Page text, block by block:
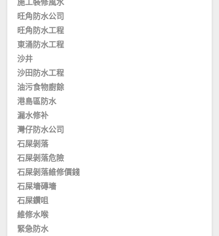
施工裝修風水
旺角防水公司
旺角防水工程
東涌防水工程
沙井
沙田防水工程
油污食物廚餘
港島區防水
漏水修补
灣仔防水公司
石屎剝落
石屎剝落危險
石屎剝落維修價錢
石屎墻磚墻
石屎鑽咀
維修水喉
緊急防水